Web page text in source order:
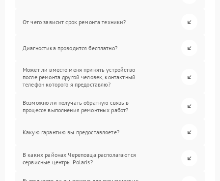
От чего зависит срок ремонта техники?
Диагностика проводится бесплатно?
Может ли вместо меня принять устройство
после ремонта другой человек, контактный
телефон которого я предоставлю?
Возможно ли получать обратную связь в
процессе выполнения ремонтных работ?
Какую гарантию вы предоставляете?
В каких районах Череповца располагаются
сервисные центры Polaris?